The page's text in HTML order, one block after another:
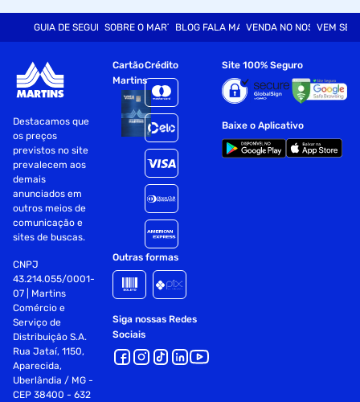
Fornecedor Tramontina Garibaldi S/A Ind.Met.
Ferramenta Broca
Garantia 03 Meses
GUIA DE SEGURANÇASOBRE O MARTINSBLOG FALA MARTVENDA NO NOSSO SITE
VEM SER
Destacamos que
os preços
previstos no site
prevalecem aos
demais
anunciados em
outros meios de
comunicação e
sites de buscas.
CNPJ
43.214.055/0001-
07 | Martins
Comércio e
Serviço de
Distribuição S.A.
Rua Jataí, 1150,
Aparecida,
Uberlândia / MG -
CEP 38400 - 632
Cartão
Martins
Crédito
Outras formas
Siga nossas Redes
Sociais
Site 100% Seguro
Baixe o Aplicativo